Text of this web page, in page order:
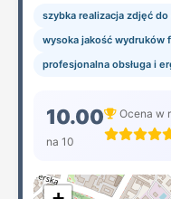
szybka realizacja zdjęć
wysoka jakość wydruków
profesjonalna obsługa i
10.00
na 10
Ocena w